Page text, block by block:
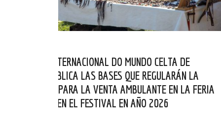
EL FESTIVAL INTERNACIONAL DO MUNDO CELTA DE
ORTIGUEIRA PUBLICA LAS BASES QUE REGULARÁN LA
AUTORIZACIÓN PARA LA VENTA AMBULANTE EN LA FERIA
DE ARTESANÍA EN EL FESTIVAL EN AÑO 2026